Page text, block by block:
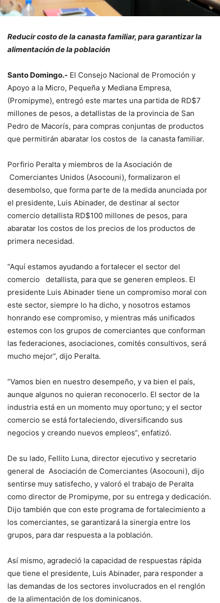
Reducir costo de la canasta familiar, para garantizar la
alimentación de la población
Santo Domingo.- El Consejo Nacional de Promoción y
Apoyo a la Micro, Pequeña y Mediana Empresa,
(Promipyme), entregó este martes una partida de RD$7
millones de pesos, a detallistas de la provincia de San
Pedro de Macorís, para compras conjuntas de productos
que permitirán abaratar los costos de la canasta familiar.
Porfirio Peralta y miembros de la Asociación de
Comerciantes Unidos (Asocouni), formalizaron el
desembolso, que forma parte de la medida anunciada por
el presidente, Luis Abinader, de destinar al sector
comercio detallista RD$100 millones de pesos, para
abaratar los costos de los precios de los productos de
primera necesidad.
“Aquí estamos ayudando a fortalecer el sector del
comercio detallista, para que se generen empleos. El
presidente Luis Abinader tiene un compromiso moral con
este sector, siempre lo ha dicho, y nosotros estamos
honrando ese compromiso, y mientras más unificados
estemos con los grupos de comerciantes que conforman
las federaciones, asociaciones, comités consultivos, será
mucho mejor”, dijo Peralta.
“Vamos bien en nuestro desempeño, y va bien el país,
aunque algunos no quieran reconocerlo. El sector de la
industria está en un momento muy oportuno; y el sector
comercio se está fortaleciendo, diversificando sus
negocios y creando nuevos empleos”, enfatizó.
De su lado, Fellito Luna, director ejecutivo y secretario
general de Asociación de Comerciantes (Asocouni), dijo
sentirse muy satisfecho, y valoró el trabajo de Peralta
como director de Promipyme, por su entrega y dedicación.
Dijo también que con este programa de fortalecimiento a
los comerciantes, se garantizará la sinergia entre los
grupos, para dar respuesta a la población.
Así mismo, agradeció la capacidad de respuestas rápida
que tiene el presidente, Luis Abinader, para responder a
las demandas de los sectores involucrados en el renglón
de la alimentación de los dominicanos.